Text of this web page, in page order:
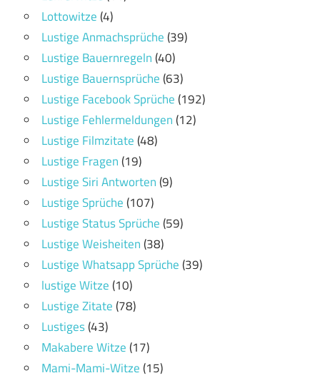
Lottowitze(4)
Lustige Anmachsprüche(39)
Lustige Bauernregeln(40)
Lustige Bauernsprüche(63)
Lustige Facebook Sprüche(192)
Lustige Fehlermeldungen(12)
Lustige Filmzitate(48)
Lustige Fragen(19)
Lustige Siri Antworten(9)
Lustige Sprüche(107)
Lustige Status Sprüche(59)
Lustige Weisheiten(38)
Lustige Whatsapp Sprüche(39)
lustige Witze(10)
Lustige Zitate(78)
Lustiges(43)
Makabere Witze(17)
Mami-Mami-Witze(15)